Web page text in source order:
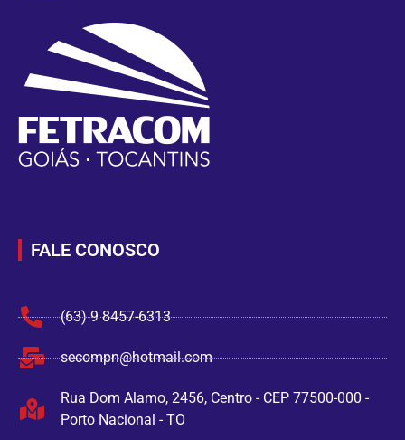
FALE CONOSCO
(63) 9 8457-6313
secompn@hotmail.com
Rua Dom Alamo, 2456, Centro - CEP 77500-000 -
Porto Nacional - TO